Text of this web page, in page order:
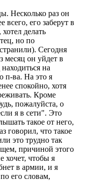
Несколько раз он
всего, его заберут в
делать
но по
Сегодня
месяц он уйдет в
на
п-ва. На это я
спокойно, хотя
Кроме
пожалуйста, о
я в сети". Это
такое от него,
говорил, что такое
это трудно так
причиной этого
хочет, чтобы я
в армии, и я
его словам,